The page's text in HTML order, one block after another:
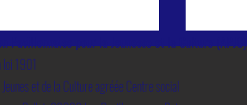
Pavillonnaise pour la Jeunesse et la Culture (APJC)
1901
et de la Culture agréée Centre social